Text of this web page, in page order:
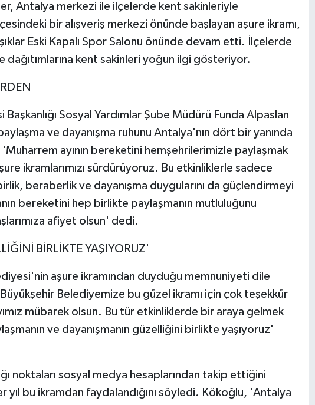
Antalya merkezi ile ilçelerde kent sakinleriyle
bir alışveriş merkezi önünde başlayan aşure ikramı,
Eski Kapalı Spor Salonu önünde devam etti. İlçelerde
kent sakinleri yoğun ilgi gösteriyor.
Sosyal Yardımlar Şube Müdürü Funda Alpaslan
ve dayanışma ruhunu Antalya'nın dört bir yanında
'Muharrem ayının bereketini hemşehrilerimizle paylaşmak
ikramlarımızı sürdürüyoruz. Bu etkinliklerle sadece
beraberlik ve dayanışma duygularını da güçlendirmeyi
bereketini hep birlikte paylaşmanın mutluluğunu
afiyet olsun' dedi.
BİRLİKTE YAŞIYORUZ'
aşure ikramından duyduğu memnuniyeti dile
Belediyemize bu güzel ikramı için çok teşekkür
mübarek olsun. Bu tür etkinliklerde bir araya gelmek
ve dayanışmanın güzelliğini birlikte yaşıyoruz'
noktaları sosyal medya hesaplarından takip ettiğini
yıl bu ikramdan faydalandığını söyledi. Kökoğlu, 'Antalya